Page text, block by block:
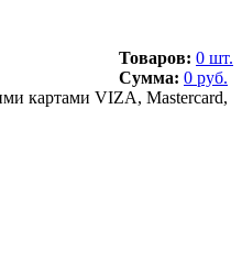
Товаров: 0 шт.
Сумма: 0 руб.